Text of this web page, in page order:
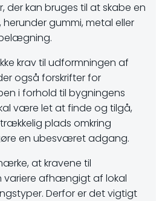
der kan bruges til at skabe en
herunder gummi, metal eller
krav til udformningen af
også forskrifter for
i forhold til bygningens
være let at finde og tilgå,
plads omkring
en ubesværet adgang.
at kravene til
variere afhængigt af lokal
Derfor er det vigtigt